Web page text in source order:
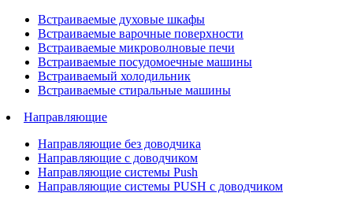
Встраиваемые духовые шкафы
Встраиваемые варочные поверхности
Встраиваемые микроволновые печи
Встраиваемые посудомоечные машины
Встраиваемый холодильник
Встраиваемые стиральные машины
Направляющие
Направляющие без доводчика
Направляющие с доводчиком
Направляющие системы Push
Направляющие системы PUSH с доводчиком